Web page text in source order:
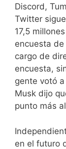
Discord,
Twitter
17,5
encuesta
cargo de
encuesta,
gente votó
Musk dijo
punto más
en el futuro